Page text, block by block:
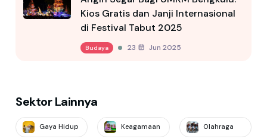
Kios Gratis dan Janji Internasional
di Festival Tabut 2025
Budaya 23 Jun 2025
Sektor Lainnya
Gaya Hidup Keagamaan Olahraga